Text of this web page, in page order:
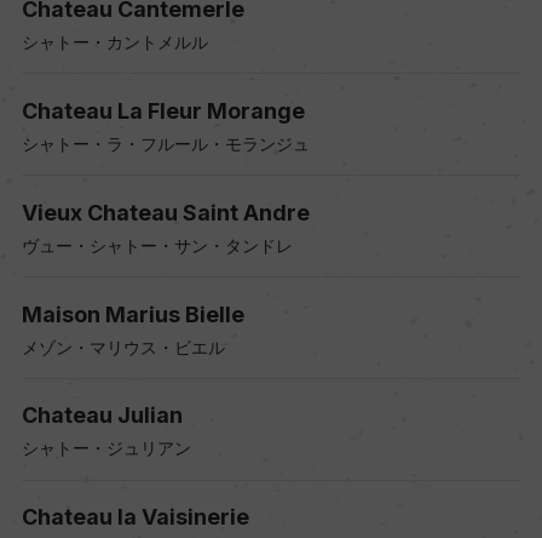
Chateau Cantemerle
シャトー・カントメルル
Chateau La Fleur Morange
シャトー・ラ・フルール・モランジュ
Vieux Chateau Saint Andre
ヴュー・シャトー・サン・タンドレ
Maison Marius Bielle
メゾン・マリウス・ビエル
Chateau Julian
シャトー・ジュリアン
Chateau la Vaisinerie